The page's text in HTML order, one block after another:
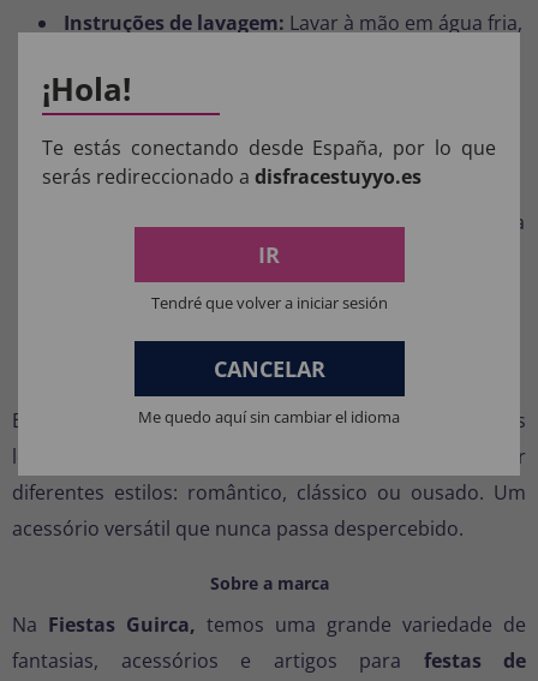
Instruções de lavagem: Lavar à mão em água fria,
ocasiões de utilização
Ideal para Carnaval, Halloween e festas temáticas.
Perfeito para fantasias de princesa, dama vitoriana
ou marquesa.
Use-o em sessões de fotos, shows ou eventos de
Combine com estilo
Este corset vermelho pode ser combinado com saias
longas, shorts ou até mesmo leggings para criar
diferentes estilos: romântico, clássico ou ousado. Um
acessório versátil que nunca passa despercebido.
Sobre a marca
Na Fiestas Guirca, temos uma grande variedade de
fantasias, acessórios e artigos para festas de
¡Hola!
Te estás conectando desde España, por lo que
serás redireccionado a disfracestuyyo.es
IR
Tendré que volver a iniciar sesión
CANCELAR
Me quedo aquí sin cambiar el idioma